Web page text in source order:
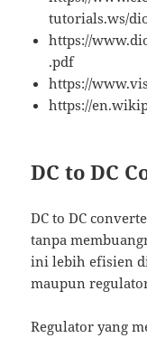
tutorials.ws/
https://
.pdf
https://
https://
DC to DC
DC to DC
tanpa
ini lebih efisien
maupun
Regulator yang